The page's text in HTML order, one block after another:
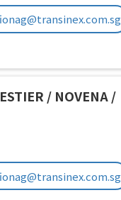
/ NOVENA /
stay / Available